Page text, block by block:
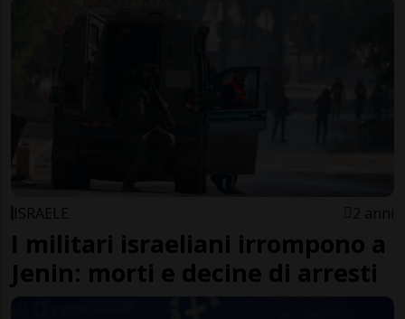
ISRAELE 2 anni
I militari israeliani irrompono a
Jenin: morti e decine di arresti